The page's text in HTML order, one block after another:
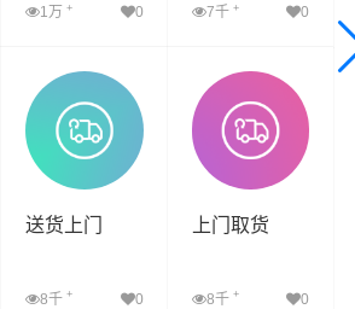
1万+ 0
查看详细
7千 + 0
查看详细
送货上门
8千+ 0
上门取货
8千 + 0